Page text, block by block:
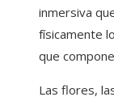
inmersiva
físicamente
que
Las flores,